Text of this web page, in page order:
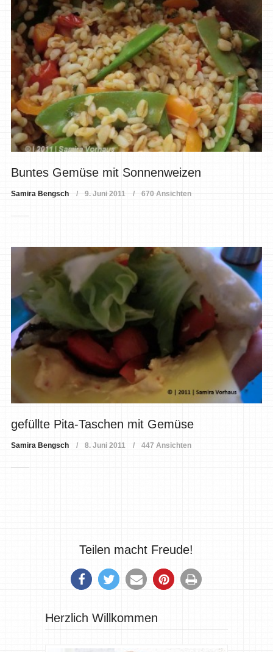
Buntes Gemüse mit Sonnenweizen
Samira Bengsch 9. Juni 2011 670 Ansichten
gefüllte Pita-Taschen mit Gemüse
Samira Bengsch 8. Juni 2011 447 Ansichten
Teilen macht Freude!
Herzlich Willkommen